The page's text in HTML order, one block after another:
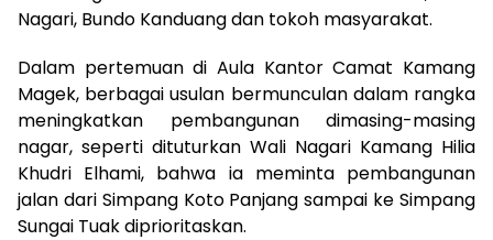
Nagari, Bundo Kanduang dan tokoh masyarakat.
Dalam pertemuan di Aula Kantor Camat Kamang
Magek, berbagai usulan bermunculan dalam rangka
meningkatkan pembangunan dimasing-masing
nagar, seperti dituturkan Wali Nagari Kamang Hilia
Khudri Elhami, bahwa ia meminta pembangunan
jalan dari Simpang Koto Panjang sampai ke Simpang
Sungai Tuak diprioritaskan.